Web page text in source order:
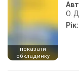
показати
обкладинку
О.
Рік: